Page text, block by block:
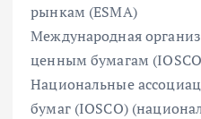
рынкам (ESMA)
Международная
ценным бумагам
Национальные
бумаг (IOSCO)